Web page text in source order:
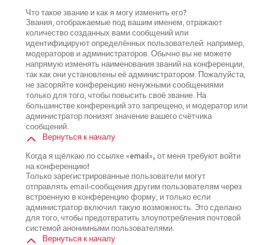
Что такое звание и как я могу изменить его?
Звания, отображаемые под вашим именем, отражают
количество созданных вами сообщений или
идентифицируют определённых пользователей: например,
модераторов и администраторов. Обычно вы не можете
напрямую изменять наименования званий на конференции,
так как они установлены её администратором. Пожалуйста,
не засоряйте конференцию ненужными сообщениями
только для того, чтобы повысить своё звание. На
большинстве конференций это запрещено, и модератор или
администратор понизят значение вашего счётчика
сообщений.
Вернуться к началу
Когда я щёлкаю по ссылке «email», от меня требуют войти
на конференцию!
Только зарегистрированные пользователи могут
отправлять email-сообщения другим пользователям через
встроенную в конференцию форму, и только если
администратор включил такую возможность. Это сделано
для того, чтобы предотвратить злоупотребления почтовой
системой анонимными пользователями.
Вернуться к началу